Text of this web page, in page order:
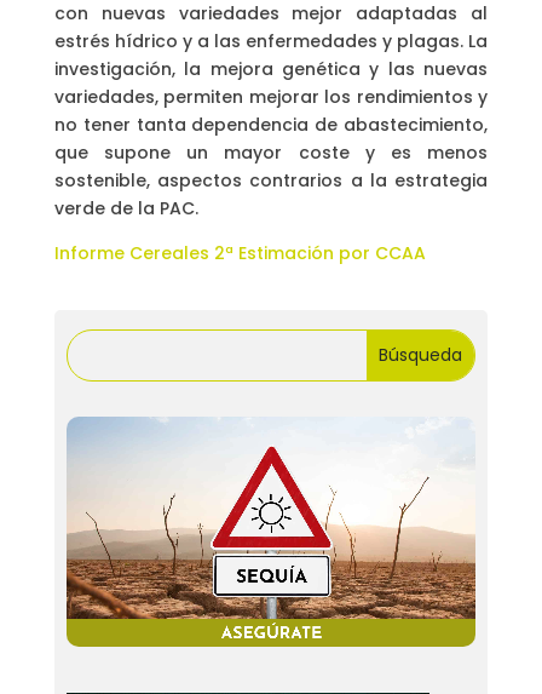
con nuevas variedades mejor adaptadas al
estrés hídrico y a las enfermedades y plagas. La
investigación, la mejora genética y las nuevas
variedades, permiten mejorar los rendimientos y
no tener tanta dependencia de abastecimiento,
que supone un mayor coste y es menos
sostenible, aspectos contrarios a la estrategia
verde de la PAC.
Informe Cereales 2ª Estimación por CCAA